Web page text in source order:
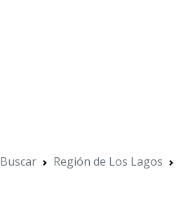
Buscar Región de Los Lagos